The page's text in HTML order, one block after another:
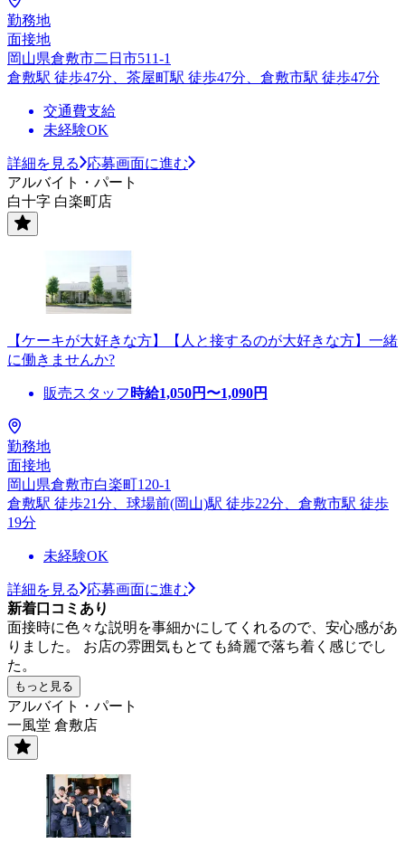
勤務地
面接地
岡山県倉敷市二日市511-1
倉敷駅 徒歩47分、茶屋町駅 徒歩47分、倉敷市駅 徒歩47分
交通費支給
未経験OK
詳細を見る
応募画面に進む
アルバイト・パート
白十字 白楽町店
【ケーキが大好きな方】【人と接するのが大好きな方】一緒
に働きませんか?
販売スタッフ 時給1,050円〜1,090円
勤務地
面接地
岡山県倉敷市白楽町120-1
倉敷駅 徒歩21分、球場前(岡山)駅 徒歩22分、倉敷市駅 徒歩
19分
未経験OK
詳細を見る
応募画面に進む
新着口コミあり
面接時に色々な説明を事細かにしてくれるので、安心感があ
りました。 お店の雰囲気もとても綺麗で落ち着く感じでし
た。
もっと見る
アルバイト・パート
一風堂 倉敷店